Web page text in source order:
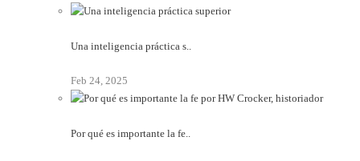
Una inteligencia práctica s..
Feb 24, 2025
Por qué es importante la fe..